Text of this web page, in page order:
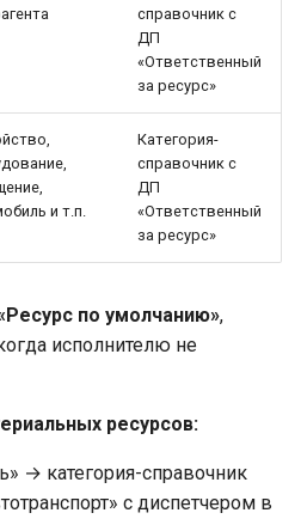
справочник с
ДП
«Ответственный
за ресурс»
и т.п.
Категория-
справочник с
ДП
«Ответственный
за ресурс»
по умолчанию»,
исполнителю не
ресурсов:
→ категория-справочник
с диспетчером в